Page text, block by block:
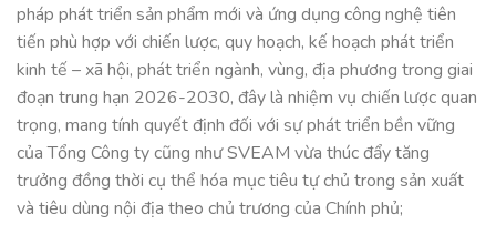
pháp phát triển sản phẩm mới và ứng dụng công nghệ tiên
tiến phù hợp với chiến lược, quy hoạch, kế hoạch phát triển
kinh tế – xã hội, phát triển ngành, vùng, địa phương trong giai
đoạn trung hạn 2026-2030, đây là nhiệm vụ chiến lược quan
trọng, mang tính quyết định đối với sự phát triển bền vững
của Tổng Công ty cũng như SVEAM vừa thúc đẩy tăng
trưởng đồng thời cụ thể hóa mục tiêu tự chủ trong sản xuất
và tiêu dùng nội địa theo chủ trương của Chính phủ;